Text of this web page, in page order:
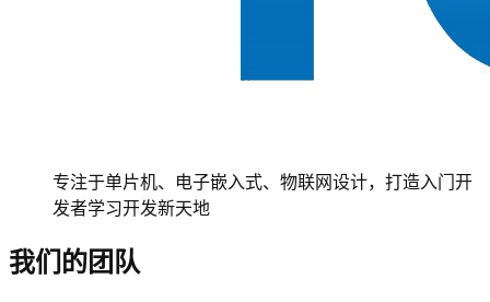
专注于单片机、电子嵌入式、物联网设计，打造入门开
发者学习开发新天地
我们的团队